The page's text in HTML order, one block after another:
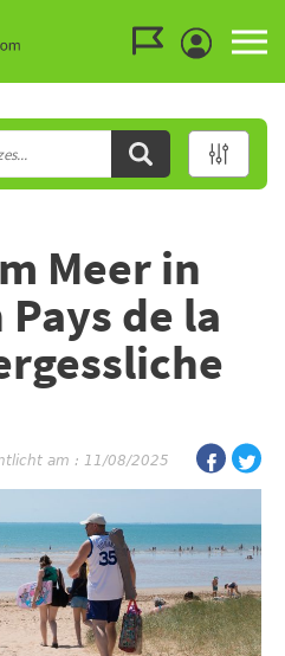
Meer in
de la
am : 11/08/2025